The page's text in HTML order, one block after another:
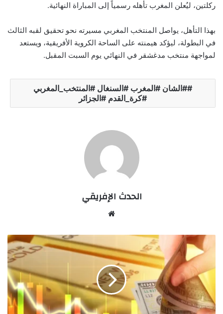
ركلتين، ليُعلن المغرب تأهله رسمياً إلى المباراة النهائية.
بهذا التأهل، يواصل المنتخب المغربي مسيرته نحو تحقيق لقبه الثالث
في البطولة، ليؤكد هيمنته على الساحة الكروية الأفريقية، ويستعد
لمواجهة منتخب مدغشقر في النهائي يوم السبت المقبل.
#الشان #المغرب #السنغال #المنتخب_المغربي
#كرة_القدم #الجزائر
الحدث الإفريقي
انخفاض
أسعار
الذهب
مع
ارتفاع
الدولار
وقلق